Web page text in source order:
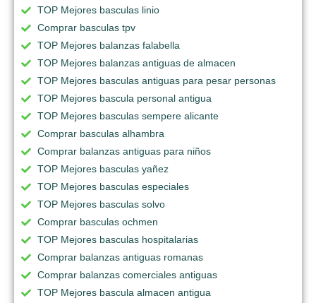
TOP Mejores basculas linio
Comprar basculas tpv
TOP Mejores balanzas falabella
TOP Mejores balanzas antiguas de almacen
TOP Mejores basculas antiguas para pesar personas
TOP Mejores bascula personal antigua
TOP Mejores basculas sempere alicante
Comprar basculas alhambra
Comprar balanzas antiguas para niños
TOP Mejores basculas yañez
TOP Mejores basculas especiales
TOP Mejores basculas solvo
Comprar basculas ochmen
TOP Mejores basculas hospitalarias
Comprar balanzas antiguas romanas
Comprar balanzas comerciales antiguas
TOP Mejores bascula almacen antigua